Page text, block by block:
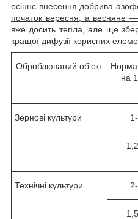
осіннє внесення добрива
початок вересня, а весняне —
вже досить тепла, але ще
кращої дифузії корисних
Оброблюваний об'єкт
Норма
на
Зернові культури
Технічні культури